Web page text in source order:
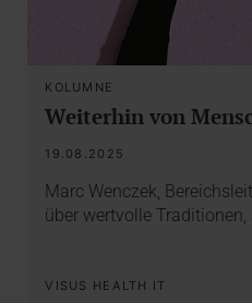
KOLUMNE
Weiterhin von
19.08.2025
Marc Wenczek,
über wertvolle Traditionen,
VISUS HEALTH IT